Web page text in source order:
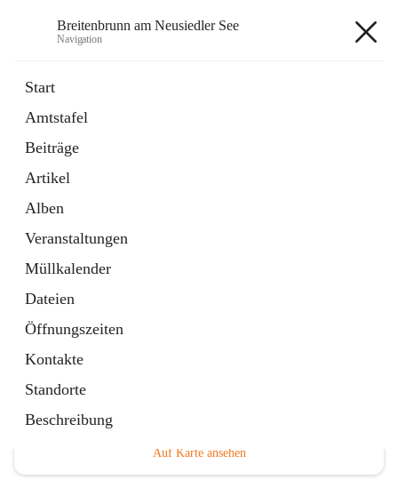
Breitenbrunn am Neusiedler See
Navigation
Start
Amtstafel
Beiträge
Artikel
Alben
Veranstaltungen
Müllkalender
Dateien
Öffnungszeiten
Kontakte
Standorte
Beschreibung
18 Schnellzugriffe
Gemeindeservice
Auf Karte ansehen